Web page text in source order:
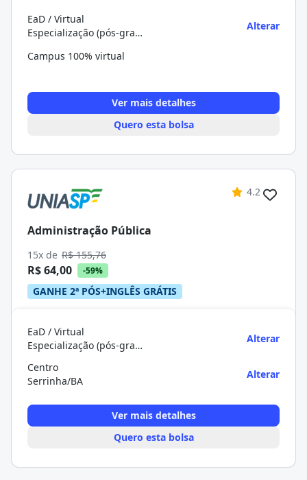
EaD / Virtual
Especialização (pós-graduação)
Alterar
Campus 100% virtual
Ver mais detalhes
Quero esta bolsa
4.2
Administração Pública
15x de R$ 155,76
R$ 64,00 -59%
GANHE 2ª PÓS+INGLÊS GRÁTIS
EaD / Virtual
Especialização (pós-graduação)
Alterar
Centro
Serrinha/BA
Alterar
Ver mais detalhes
Quero esta bolsa